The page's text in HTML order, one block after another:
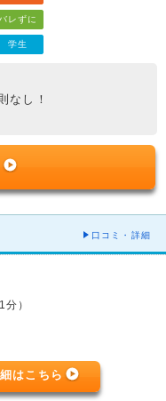
バレずに
学生
なし！
口コミ・詳細
）
はこちら